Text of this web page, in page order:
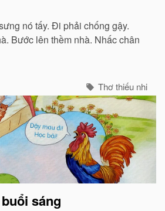
nó tấy. Đi phải chống gậy.
Bước lên thềm nhà. Nhấc chân
Thơ thiếu nhi
sáng